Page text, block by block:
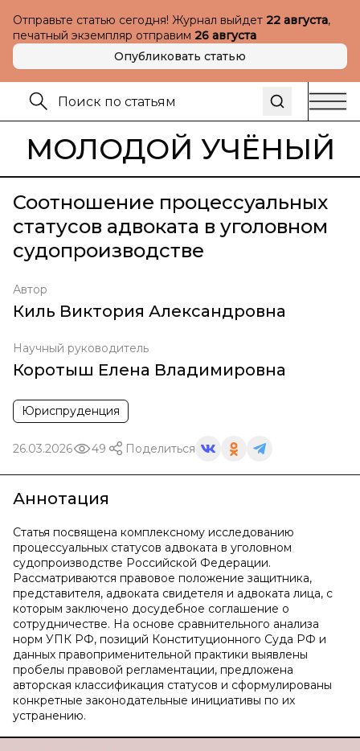
Отправьте статью сегодня! Журнал выйдет 22 августа,
печатный экземпляр отправим 26 августа
Опубликовать статью
МОЛОДОЙ УЧЁНЫЙ
Соотношение процессуальных
статусов адвоката в уголовном
судопроизводстве
Автор
Киль Виктория Александровна
Научный руководитель
Коротыш Елена Владимировна
Юриспруденция
26.03.2026 49 Поделиться
Аннотация
Статья посвящена комплексному исследованию
процессуальных статусов адвоката в уголовном
судопроизводстве Российской Федерации.
Рассматриваются правовое положение защитника,
представителя, адвоката свидетеля и адвоката лица, с
которым заключено досудебное соглашение о
сотрудничестве. На основе сравнительного анализа
норм УПК РФ, позиций Конституционного Суда РФ и
данных правоприменительной практики выявлены
пробелы правовой регламентации, предложена
авторская классификация статусов и сформулированы
конкретные законодательные инициативы по их
устранению.